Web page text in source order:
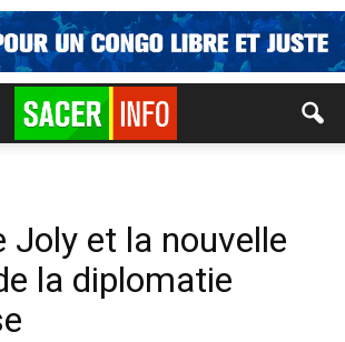
Joly et la nouvelle
la diplomatie